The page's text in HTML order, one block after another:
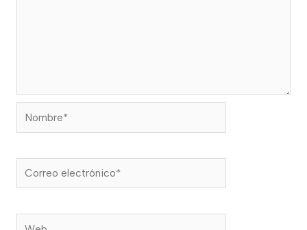
Nombre*
Correo
electrónico*
Web